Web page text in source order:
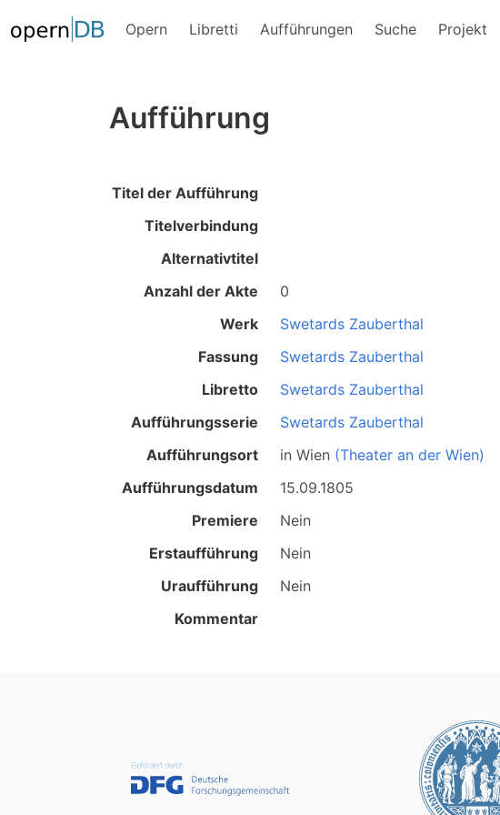
Opern Libretti Aufführungen Suche Projekt
Aufführung
Titel der Aufführung
Titelverbindung
Alternativtitel
Anzahl der Akte
0
Werk
Swetards Zauberthal
Fassung
Swetards Zauberthal
Libretto
Swetards Zauberthal
Aufführungsserie
Swetards Zauberthal
Aufführungsort
in Wien (Theater an der Wien)
Aufführungsdatum
15.09.1805
Premiere
Nein
Erstaufführung
Nein
Uraufführung
Nein
Kommentar